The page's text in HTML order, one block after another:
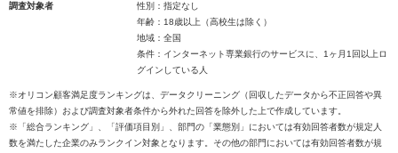
調査対象者
性別：指定なし
年齢：18歳以上（高校生は除く）
地域：全国
条件：インターネット専業銀行のサービスに、1ヶ月1回以上ロ
グインしている人
※オリコン顧客満足度ランキングは、データクリーニング（回収したデータから不正回答や異
常値を排除）および調査対象者条件から外れた回答を除外した上で作成しています。
※「総合ランキング」、「評価項目別」、部門の「業態別」においては有効回答者数が規定人
数を満たした企業のみランクイン対象となります。その他の部門においては有効回答者数が規